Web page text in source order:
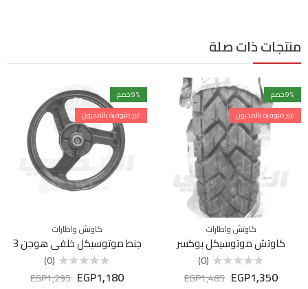
منتجات ذات صلة
9% خصم
غير متوفرة بالمخزون
كاوتش واطارات
كاوتش موتوسيكل بوكسر
التقييم
(0)
EGP1,350
EGP1,485
9% خصم
غير متوفرة بالمخزون
كاوتش واطارات
جنط موتوسيكل خلفي هوجن 3
التقييم
(0)
EGP1,180
EGP1,295